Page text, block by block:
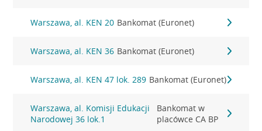
Warszawa, al. KEN 20 Bankomat (Euronet)
Warszawa, al. KEN 36 Bankomat (Euronet)
Warszawa, al. KEN 47 lok. 289 Bankomat (Euronet)
Warszawa, al. Komisji Edukacji
Narodowej 36 lok.1
Bankomat w
placówce CA BP